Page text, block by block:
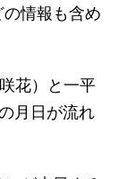
情報も含め
花）と一平
月日が流れ